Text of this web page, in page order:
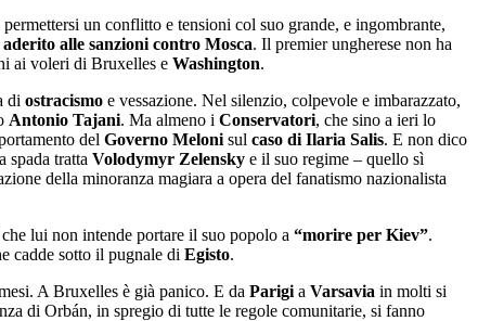
un conflitto e tensioni col suo grande, e ingombrante,
alle sanzioni contro Mosca. Il premier ungherese non ha
ai voleri di Bruxelles e Washington.
di ostracismo e vessazione. Nel silenzio, colpevole e imbarazzato,
Antonio Tajani. Ma almeno i Conservatori, che sino a ieri lo
del Governo Meloni sul caso di Ilaria Salis. E non dico
tratta Volodymyr Zelensky e il suo regime – quello sì
della minoranza magiara a opera del fanatismo nazionalista
lui non intende portare il suo popolo a “morire per Kiev”.
cadde sotto il pugnale di Egisto.
A Bruxelles è già panico. E da Parigi a Varsavia in molti si
di Orbán, in spregio di tutte le regole comunitarie, si fanno